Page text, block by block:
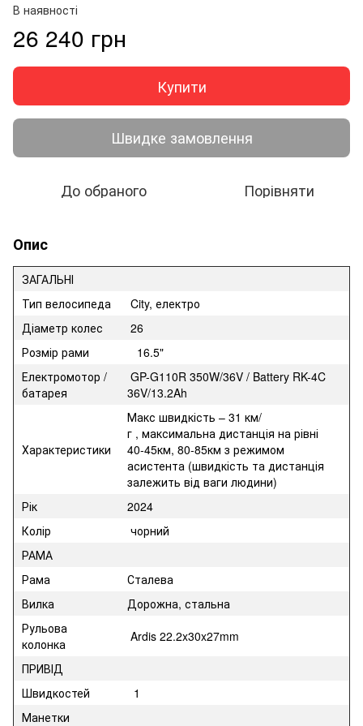
В наявності
26 240 грн
Купити
Швидке замовлення
До обраного Порівняти
Опис
ЗАГАЛЬНІ
Тип велосипеда
City, електро
Діаметр колес
26
Розмір рами
16.5"
Електромотор /
батарея
GP-G110R 350W/36V / Battery RK-4C
36V/13.2Ah
Характеристики
Макс швидкість – 31 км/
г , максимальна дистанція на рівні
40-45км, 80-85км з режимом
асистента (швидкість та дистанція
залежить від ваги людини)
Рік
2024
Колір
чорний
РАМА
Рама
Сталева
Вилка
Дорожна, стальна
Рульова
колонка
Ardis 22.2x30x27mm
ПРИВІД
Швидкостей
1
Манетки